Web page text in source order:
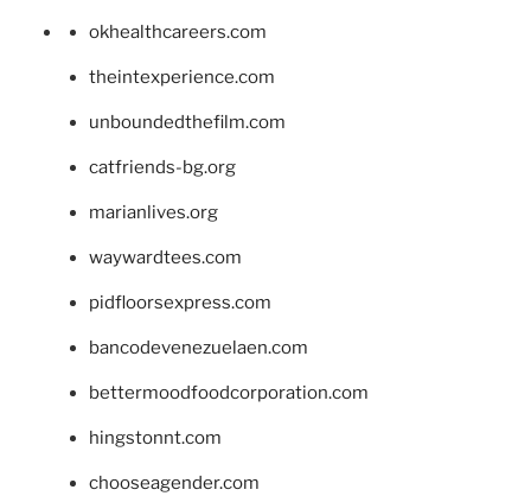
okhealthcareers.com
theintexperience.com
unboundedthefilm.com
catfriends-bg.org
marianlives.org
waywardtees.com
pidfloorsexpress.com
bancodevenezuelaen.com
bettermoodfoodcorporation.com
hingstonnt.com
chooseagender.com